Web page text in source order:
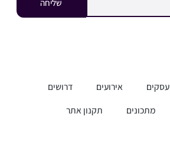
שליחה
עסקים אירועים
דרושים
מתכונים תקנון אתר